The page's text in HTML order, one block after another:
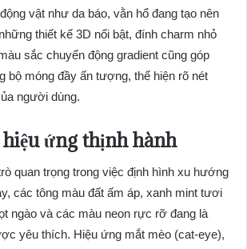
vật như da báo, vằn hổ đang tạo nên
thiết kế 3D nổi bật, đính charm nhỏ
sắc chuyển động gradient cũng góp
bộ móng đầy ấn tượng, thể hiện rõ nét
người dùng.
ứng thịnh hành
quan trọng trong việc định hình xu hướng
các tông màu đất ấm áp, xanh mint tươi
ngào và các màu neon rực rỡ đang là
yêu thích. Hiệu ứng mắt mèo (cat-eye),